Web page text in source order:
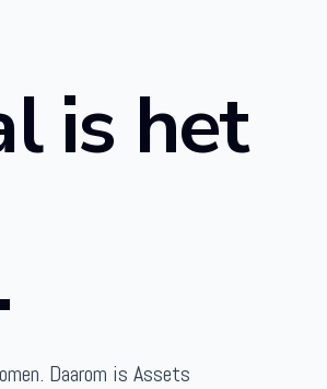
is het
Daarom is Assets